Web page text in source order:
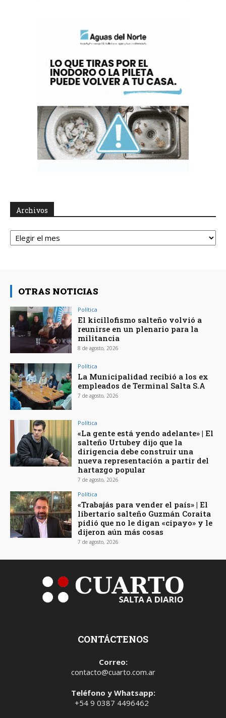
Archivos
Archivos
OTRAS NOTICIAS
Política
El kicillofismo salteño volvió a
reunirse en un plenario para la
militancia
8 de agosto, 2026
Política
La Municipalidad recibió a los ex
empleados de Terminal Salta S.A
7 de agosto, 2026
Política
«La gente está yendo adelante» | El
salteño Urtubey dijo que la
dirigencia debe construir una
nueva representación a partir del
hartazgo popular
7 de agosto, 2026
Política
«Trabajás para vender el país» | El
libertario salteño Guzmán Coraita
pidió que no le digan «cipayo» y le
dijeron aún más cosas
7 de agosto, 2026
CONTÁCTENOS
Correo:
contacto@cuarto.com.ar
Teléfono y Whatsapp:
+54 9 0387 4496462